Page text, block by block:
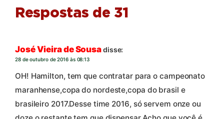
Respostas de 31
José Vieira de Sousadisse:
28 de outubro de 2016 às 08:13
OH! Hamilton, tem que contratar para o campeonato
maranhense,copa do nordeste,copa do brasil e
brasileiro 2017.Desse time 2016, só servem onze ou